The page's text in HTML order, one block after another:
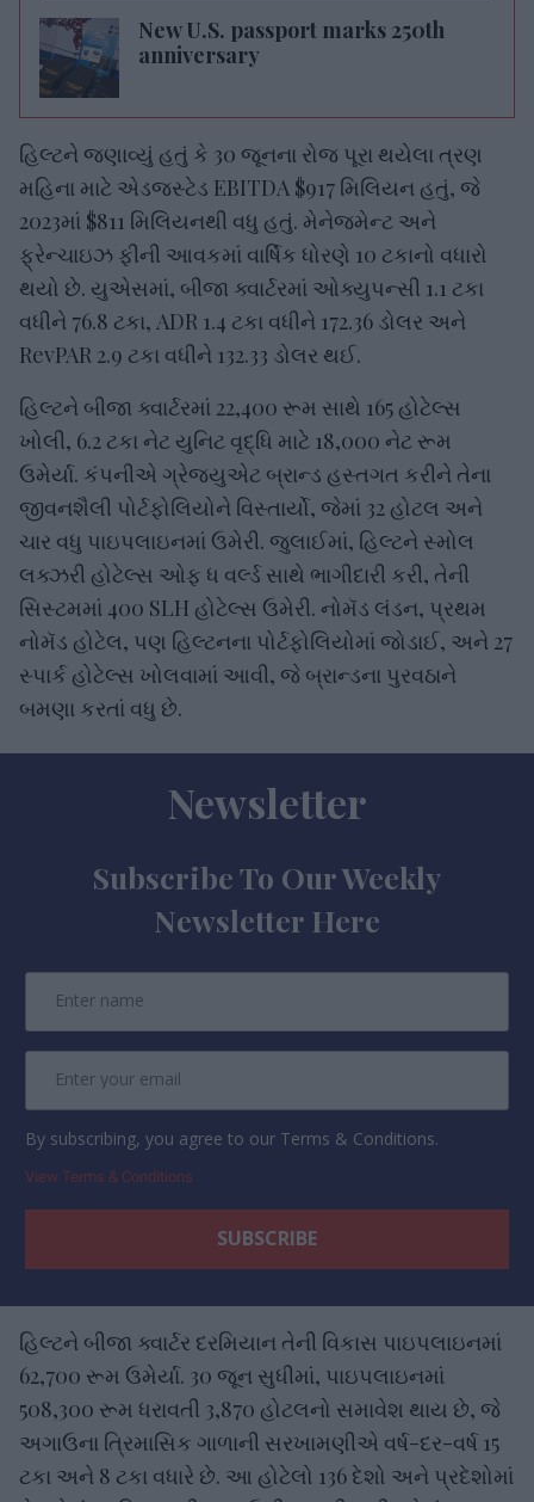
New U.S. passport marks 250th
anniversary
હિલ્ટને જણાવ્યું હતું કે 30 જૂનના રોજ પૂરા થયેલા ત્રણ
મહિના માટે એડજસ્ટેડ EBITDA $917 મિલિયન હતું, જે
2023માં $811 મિલિયનથી વધુ હતું. મેનેજમેન્ટ અને
ફ્રેન્ચાઇઝ ફીની આવકમાં વાર્ષિક ધોરણે 10 ટકાનો વધારો
થયો છે. યુએસમાં, બીજા ક્વાર્ટરમાં ઓક્યુપન્સી 1.1 ટકા
વધીને 76.8 ટકા, ADR 1.4 ટકા વધીને 172.36 ડોલર અને
RevPAR 2.9 ટકા વધીને 132.33 ડોલર થઈ.
હિલ્ટને બીજા ક્વાર્ટરમાં 22,400 રૂમ સાથે 165 હોટેલ્સ
ખોલી, 6.2 ટકા નેટ યુનિટ વૃદ્ધિ માટે 18,000 નેટ રૂમ
ઉમેર્યા. કંપનીએ ગ્રેજ્યુએટ બ્રાન્ડ હસ્તગત કરીને તેના
જીવનશૈલી પોર્ટફોલિયોને વિસ્તાર્યો, જેમાં 32 હોટલ અને
ચાર વધુ પાઇપલાઇનમાં ઉમેરી. જુલાઈમાં, હિલ્ટને સ્મોલ
લક્ઝરી હોટેલ્સ ઓફ ધ વર્લ્ડ સાથે ભાગીદારી કરી, તેની
સિસ્ટમમાં 400 SLH હોટેલ્સ ઉમેરી. નોમૅડ લંડન, પ્રથમ
નોમૅડ હોટેલ, પણ હિલ્ટનના પોર્ટફોલિયોમાં જોડાઈ, અને 27
સ્પાર્ક હોટેલ્સ ખોલવામાં આવી, જે બ્રાન્ડના પુરવઠાને
બમણા કરતાં વધુ છે.
Newsletter
Subscribe To Our Weekly
Newsletter Here
By subscribing, you agree to our Terms & Conditions.
View Terms & Conditions
હિલ્ટને બીજા ક્વાર્ટર દરમિયાન તેની વિકાસ પાઇપલાઇનમાં
62,700 રૂમ ઉમેર્યા. 30 જૂન સુધીમાં, પાઇપલાઇનમાં
508,300 રૂમ ધરાવતી 3,870 હોટલનો સમાવેશ થાય છે, જે
અગાઉના ત્રિમાસિક ગાળાની સરખામણીએ વર્ષ-દર-વર્ષ 15
ટકા અને 8 ટકા વધારે છે. આ હોટેલો 136 દેશો અને પ્રદેશોમાં